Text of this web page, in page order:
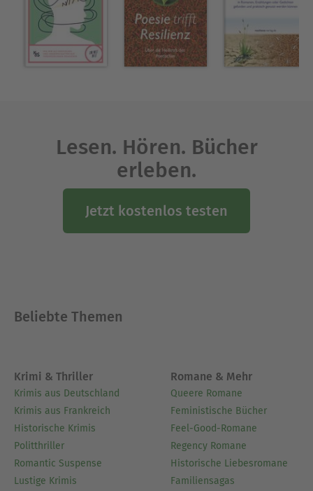
gewonnenen Einblicke bieten allen, die sich in
Krisensituationen befinden oder die sich mit der
erfolgreichen Bewältigung beziehungsweise der
Vorbeugung von Krisen in Unternehmen
Über Gerald Kohl
Der Autor Ing. Gerald Kohl, MA, PMP, hat
Mentalcoach, verfügt über mehr als 20 Jahre
Management- und Coachingerfahrung im
Lesen. Hören. Bücher
erleben.
Jetzt kostenlos testen
Beliebte Themen
Krimi & Thriller
Krimis aus Deutschland
Krimis aus Frankreich
Historische Krimis
Politthriller
Romantic Suspense
Lustige Krimis
Romane & Mehr
Queere Romane
Feministische Bücher
Feel-Good-Romane
Regency Romane
Historische Liebesromane
Familiensagas